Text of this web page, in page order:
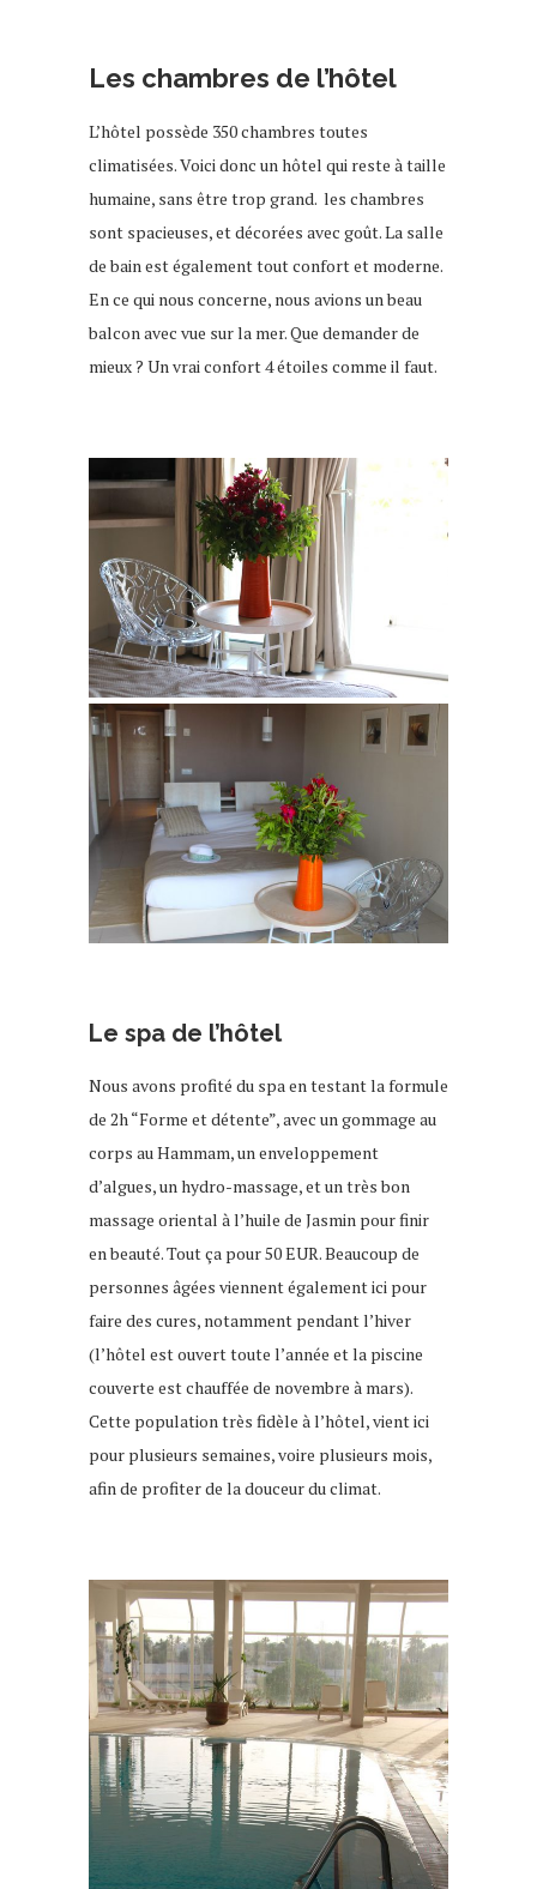
Les chambres de l’hôtel
L’hôtel possède 350 chambres toutes
climatisées. Voici donc un hôtel qui reste à taille
humaine, sans être trop grand. les chambres
sont spacieuses, et décorées avec goût. La salle
de bain est également tout confort et moderne.
En ce qui nous concerne, nous avions un beau
balcon avec vue sur la mer. Que demander de
mieux ? Un vrai confort 4 étoiles comme il faut.
Le spa de l’hôtel
Nous avons profité du spa en testant la formule
de 2h “Forme et détente”, avec un gommage au
corps au Hammam, un enveloppement
d’algues, un hydro-massage, et un très bon
massage oriental à l’huile de Jasmin pour finir
en beauté. Tout ça pour 50 EUR. Beaucoup de
personnes âgées viennent également ici pour
faire des cures, notamment pendant l’hiver
(l’hôtel est ouvert toute l’année et la piscine
couverte est chauffée de novembre à mars).
Cette population très fidèle à l’hôtel, vient ici
pour plusieurs semaines, voire plusieurs mois,
afin de profiter de la douceur du climat.